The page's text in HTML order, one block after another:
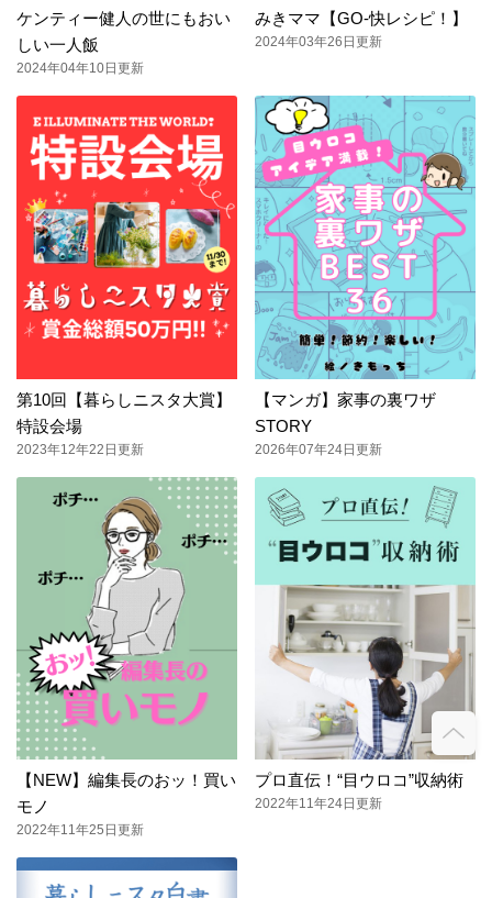
ケンティー健人の世にもおい
しい一人飯
2024年04年10日更新
みきママ【GO-快レシピ！】
2024年03年26日更新
第10回【暮らしニスタ大賞】
特設会場
2023年12年22日更新
【マンガ】家事の裏ワザ
STORY
2026年07年24日更新
【NEW】編集長のおッ！買い
モノ
2022年11年25日更新
プロ直伝！“目ウロコ”収納術
2022年11年24日更新